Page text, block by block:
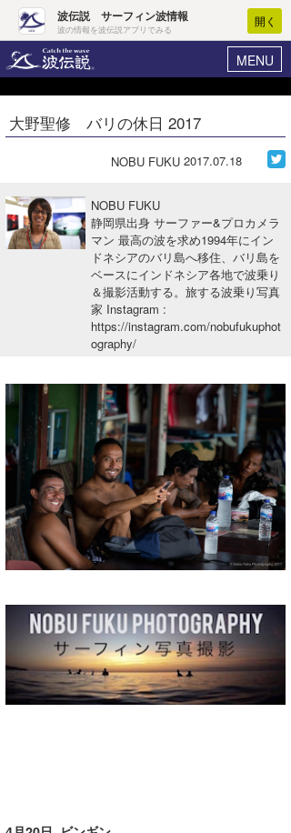
波伝説 サーフィン波情報
波の情報を波伝説アプリでみる
開く
MENU
ヘルプ マイホーム
ログイン
波情報･概況
WAVE HUNTER 波予想ツール
サーフィンエリアガイド
会員メニュー
今月のプレゼント
大野聖修 バリの休日 2017
NOBU FUKU 2017.07.18
NOBU FUKU
静岡県出身 サーファー&プロカメラ
マン 最高の波を求め1994年にイン
ドネシアのバリ島へ移住、バリ島を
ベースにインドネシア各地で波乗り
＆撮影活動する。旅する波乗り写真
家 Instagram :
https://instagram.com/nobufukuphot
ography/
Core Surf Japan
ファッション/グッズ
アート＆エンタメ
ショップ情報
ショップ情報
湘南
千葉北
伊豆
千葉南
大阪
四国
沖縄
ウラナミ
お知らせ
その他
ルール＆How to
VOTE!